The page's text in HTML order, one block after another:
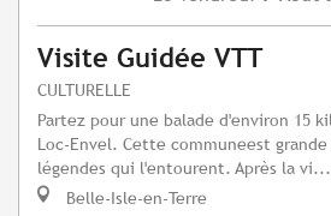
Visite Guidée VTT
CULTURELLE
Partez pour une balade d'environ 15
Loc-Envel. Cette communeest
légendes qui l'entourent. Après la vi...
Belle-Isle-en-Terre